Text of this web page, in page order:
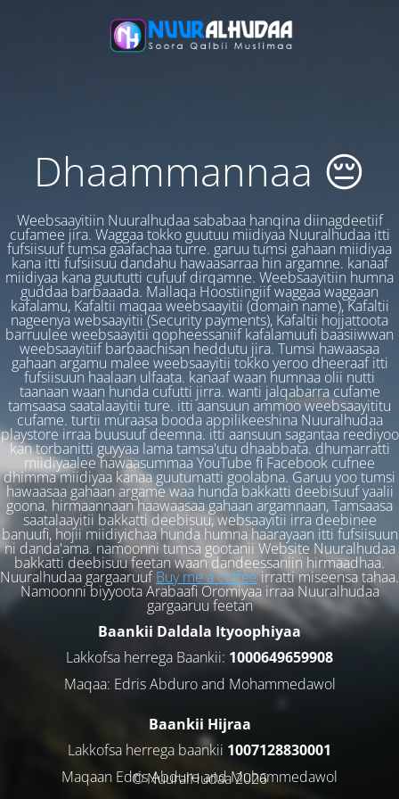
Dhaammannaa 😔
Weebsaayitiin Nuuralhudaa sababaa hanqina diinagdeetiif
cufamee jira. Waggaa tokko guutuu miidiyaa Nuuralhudaa itti
fufsiisuuf tumsa gaafachaa turre. garuu tumsi gahaan miidiyaa
kana itti fufsiisuu dandahu hawaasarraa hin argamne. kanaaf
miidiyaa kana guututti cufuuf dirqamne. Weebsaayitiin humna
guddaa barbaaada. Mallaqa Hoostiingiif waggaa waggaan
kafalamu, Kafaltii maqaa weebsaayitii (domain name), Kafaltii
nageenya websaayitii (Security payments), Kafaltii hojjattoota
barruulee weebsaayitii qopheessaniif kafalamuufi baasiiwwan
weebsaayitiif barbaachisan heddutu jira. Tumsi hawaasaa
gahaan argamu malee weebsaayitii tokko yeroo dheeraaf itti
fufsiisuun haalaan ulfaata. kanaaf waan humnaa olii nutti
taanaan waan hunda cufutti jirra. wanti jalqabarra cufame
tamsaasa saatalaayitii ture. itti aansuun ammoo weebsaayititu
cufame. turtii muraasa booda appilikeeshina Nuuralhudaa
playstore irraa buusuuf deemna. itti aansuun sagantaa reediyoo
kan torbanitti guyyaa lama tamsa'utu dhaabbata. dhumarratti
miidiyaalee hawaasummaa YouTube fi Facebook cufnee
dhimma miidiyaa kanaa guutumatti goolabna. Garuu yoo tumsi
hawaasaa gahaan argame waa hunda bakkatti deebisuuf yaalii
goona. hirmaannaan haawaasaa gahaan argamnaan, Tamsaasa
saatalaayitii bakkatti deebisuu, websaayitii irra deebinee
banuufi, hojii miidiyichaa hunda humna haarayaan itti fufsiisuun
ni danda'ama. namoonni tumsa gootanii Website Nuuralhudaa
bakkatti deebisuu feetan waan dandeessaniin hirmaadhaa.
Nuuralhudaa gargaaruufBuy me a coffeeirratti miseensa tahaa.
Namoonni biyyoota Arabaafi Oromiyaa irraa Nuuralhudaa
gargaaruu feetan
Baankii Daldala Ityoophiyaa
Lakkofsa herrega Baankii: 1000649659908
Maqaa: Edris Abduro and Mohammedawol
Baankii Hijraa
Lakkofsa herrega baankii 1007128830001
Maqaan Edris Abduro and Muhammedawol
© NuuralHudaa 2026